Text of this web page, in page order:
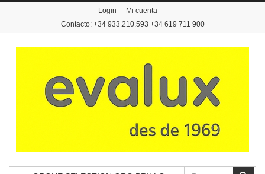
Login
Mi cuenta
Contacto: +34 933.210.593 +34 619 711 900